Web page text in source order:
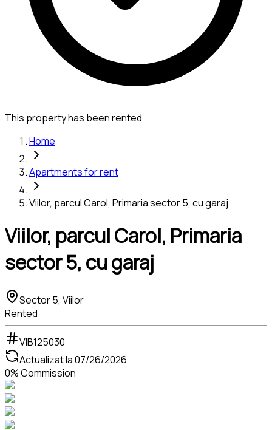
This property has been rented
Home
Apartments for rent
Viilor, parcul Carol, Primaria sector 5, cu garaj
Viilor, parcul Carol, Primaria
sector 5, cu garaj
Sector 5, Viilor
Rented
VIB125030
Actualizat la07/26/2026
0% Commission